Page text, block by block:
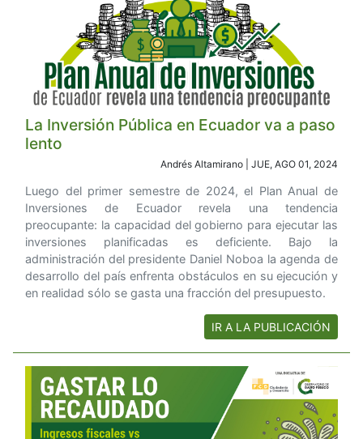
La Inversión Pública en Ecuador va a paso
lento
Andrés Altamirano | JUE, AGO 01, 2024
Luego del primer semestre de 2024, el Plan Anual de
Inversiones de Ecuador revela una tendencia
preocupante: la capacidad del gobierno para ejecutar las
inversiones planificadas es deficiente. Bajo la
administración del presidente Daniel Noboa la agenda de
desarrollo del país enfrenta obstáculos en su ejecución y
en realidad sólo se gasta una fracción del presupuesto.
IR A LA PUBLICACIÓN